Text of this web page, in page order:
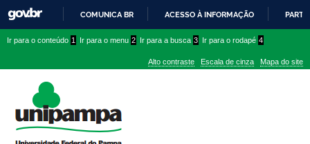
PARA
CONTEÚDO
COMUNICA BR ACESSO À INFORMAÇÃO
conteúdo
menu
superior
menu
Ir para o conteúdo 1 Ir para o menu 2 Ir para a busca 3 Ir para o rodapé 4
Alto contraste Escala de cinza Mapa do site